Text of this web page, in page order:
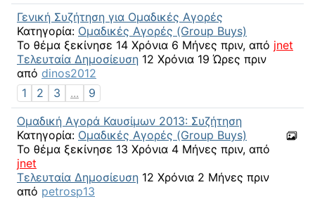
Γενική Συζήτηση για Ομαδικές Αγορές
Κατηγορία: Ομαδικές Αγορές (Group Buys)
Το θέμα ξεκίνησε 14 Χρόνια 6 Μήνες πριν, από jnet
Τελευταία Δημοσίευση 12 Χρόνια 19 Ώρες πριν
από dinos2012
1
2 3 ...
9
Ομαδική Αγορά Καυσίμων 2013: Συζήτηση
Κατηγορία: Ομαδικές Αγορές (Group Buys)
Το θέμα ξεκίνησε 13 Χρόνια 4 Μήνες πριν, από
jnet
Τελευταία Δημοσίευση 12 Χρόνια 2 Μήνες πριν
από petrosp13